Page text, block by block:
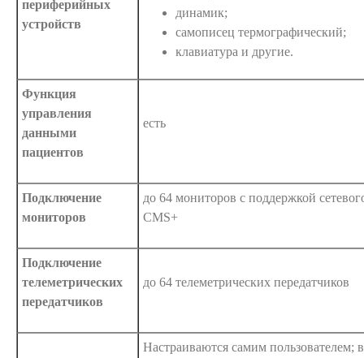
периферийных
устройств
динамик;
самописец термографический;
клавиатура и другие.
Функция
управления
данными
пациентов
есть
Подключение
мониторов
до 64 мониторов с поддержкой
CMS+
Подключение
телеметрических
передатчиков
до 64 телеметрических передатчиков
Настраиваются самим пользователем;